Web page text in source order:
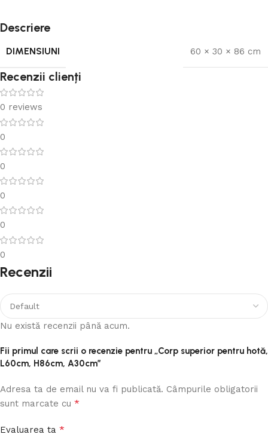
Descriere
DIMENSIUNI 60 × 30 × 86 cm
Recenzii clienți
0 reviews
0
0
0
0
0
Recenzii
Nu există recenzii până acum.
Fii primul care scrii o recenzie pentru „Corp superior pentru hotă,
L60cm, H86cm, A30cm”
Adresa ta de email nu va fi publicată. Câmpurile obligatorii
sunt marcate cu *
Evaluarea ta *